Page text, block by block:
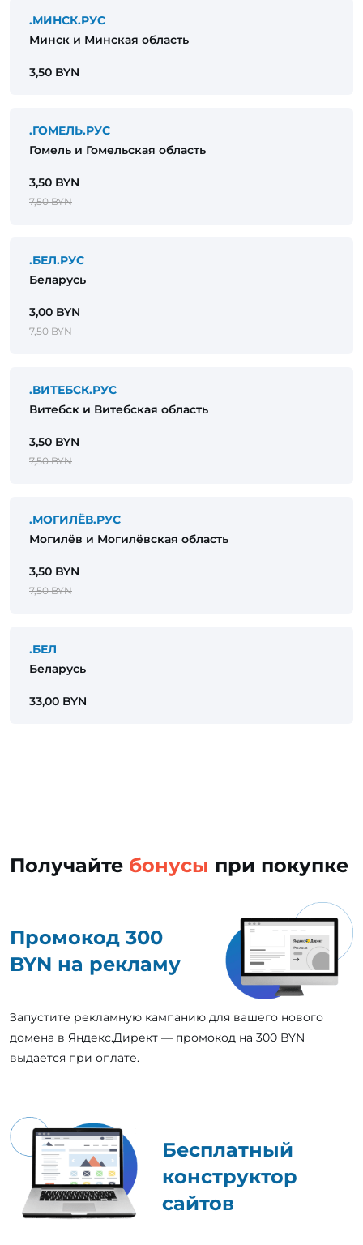
.МИНСК.РУС
Минск и Минская область
3,50 BYN
.ГОМЕЛЬ.РУС
Гомель и Гомельская область
3,50 BYN
7,50 BYN
.БЕЛ.РУС
Беларусь
3,00 BYN
7,50 BYN
.ВИТЕБСК.РУС
Витебск и Витебская область
3,50 BYN
7,50 BYN
.МОГИЛЁВ.РУС
Могилёв и Могилёвская область
3,50 BYN
7,50 BYN
.БЕЛ
Беларусь
33,00 BYN
Получайте бонусы при покупке
Промокод 300
BYN на рекламу
Запустите рекламную кампанию для вашего нового
домена в Яндекс.Директ — промокод на 300 BYN
выдается при оплате.
Бесплатный
конструктор
сайтов